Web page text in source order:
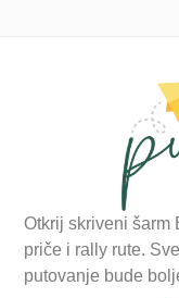
Otkrij skriveni šarm
priče i rally rute.
putovanje bude